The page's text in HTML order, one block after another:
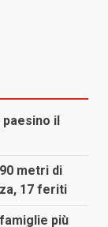
il
metri di
17 feriti
più